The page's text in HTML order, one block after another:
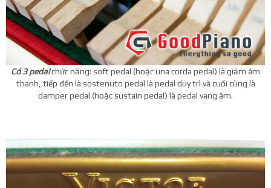
Có 3 pedalchức năng: soft pedal (hoặc una corda pedal) là giảm âm
thanh, tiếp đến là sostenuto pedal là pedal duy trì và cuối cùng là
damper pedal (hoặc sustain pedal) là pedal vang âm.